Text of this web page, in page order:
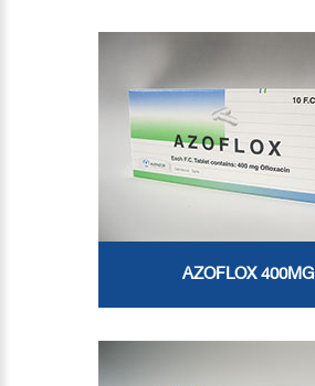
AZOFLOX 400MG